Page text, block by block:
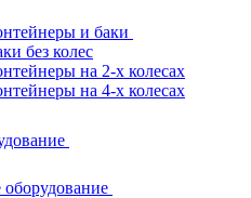
и баки
без колес
на 2-х колесах
на 4-х колесах